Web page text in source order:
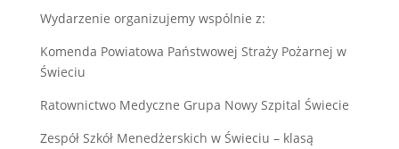
Wydarzenie organizujemy wspólnie z:
Komenda Powiatowa Państwowej Straży Pożarnej w
Świeciu
Ratownictwo Medyczne Grupa Nowy Szpital Świecie
Zespół Szkół Menedżerskich w Świeciu – klasą